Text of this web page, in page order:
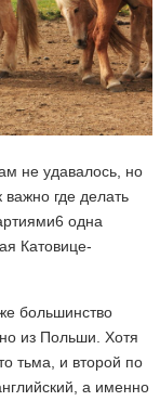
не удавалось, но
где делать
одна
Катовице-
большинство
из Польши. Хотя
тьма, и второй по
а именно